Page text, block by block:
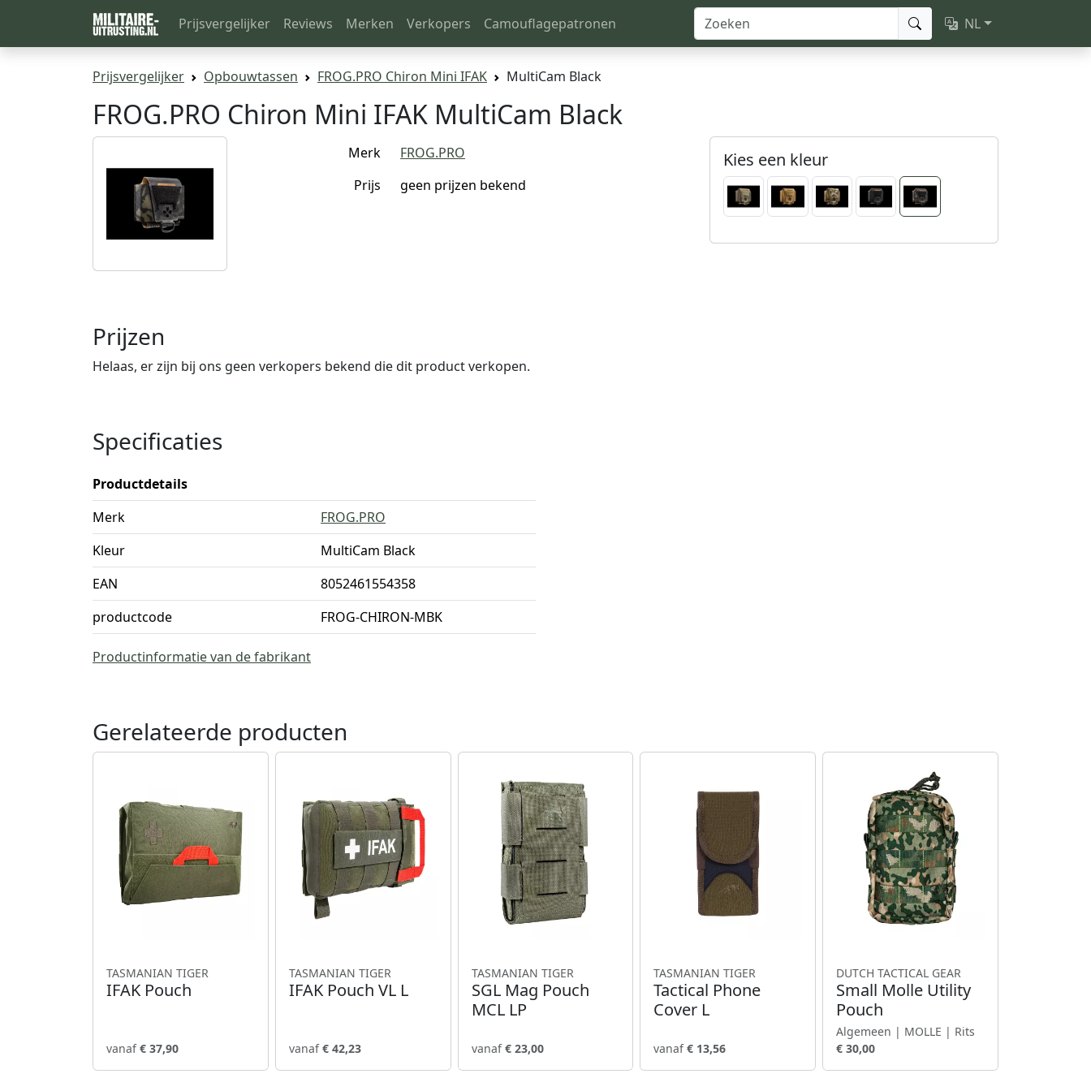
Prijsvergelijker Reviews Merken Verkopers Camouflagepatronen NL
Prijsvergelijker Opbouwtassen FROG.PRO Chiron Mini IFAK MultiCam Black
FROG.PRO Chiron Mini IFAK MultiCam Black
Merk
FROG.PRO
Prijs
geen prijzen bekend
Kies een kleur
Prijzen
Helaas, er zijn bij ons geen verkopers bekend die dit product verkopen.
Specificaties
Productdetails
Merk
FROG.PRO
Kleur
MultiCam Black
EAN
8052461554358
productcode
FROG-CHIRON-MBK
Productinformatie van de fabrikant
Gerelateerde producten
TASMANIAN TIGER
IFAK Pouch
vanaf€ 37,90
TASMANIAN TIGER
IFAK Pouch VL L
vanaf€ 42,23
TASMANIAN TIGER
SGL Mag Pouch
MCL LP
vanaf€ 23,00
TASMANIAN TIGER
Tactical Phone
Cover L
vanaf€ 13,56
DUTCH TACTICAL GEAR
Small Molle Utility
Pouch
Algemeen | MOLLE | Rits
€ 30,00